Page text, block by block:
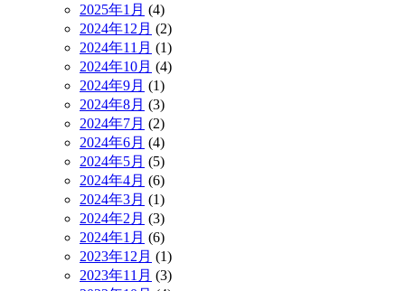
2025年1月 (4)
2024年12月 (2)
2024年11月 (1)
2024年10月 (4)
2024年9月 (1)
2024年8月 (3)
2024年7月 (2)
2024年6月 (4)
2024年5月 (5)
2024年4月 (6)
2024年3月 (1)
2024年2月 (3)
2024年1月 (6)
2023年12月 (1)
2023年11月 (3)